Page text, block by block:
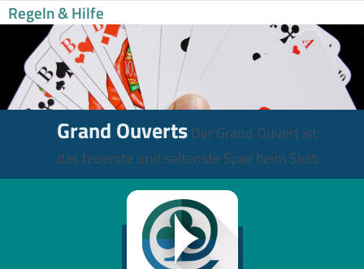
Regeln & Hilfe
Grand OuvertsDer Grand Ouvert ist
das teuerste und seltenste Spiel beim Skat.